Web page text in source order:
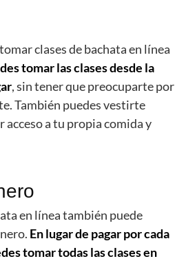
clases de bachata en línea
tomar las clases desde la
, sin tener que preocuparte por
También puedes vestirte
acceso a tu propia comida y
en línea también puede
En lugar de pagar por cada
tomar todas las clases en